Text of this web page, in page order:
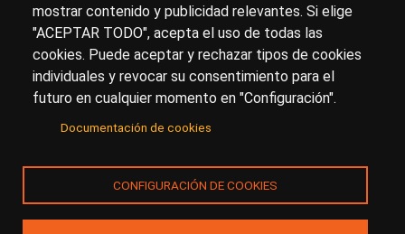
mostrar contenido y publicidad relevantes. Si elige
"ACEPTAR TODO", acepta el uso de todas las
cookies. Puede aceptar y rechazar tipos de cookies
individuales y revocar su consentimiento para el
futuro en cualquier momento en "Configuración".
Documentación de cookies
CONFIGURACIÓN DE COOKIES
© Copyright 2017.arteHistoria&Toools, S.Lo sus
licenciantes son los propietarios de todos los derechos
de propiedad intelectual e industrial de:
(a) este sitio web publicado bajo el dominio
(b) todo el material publicado en artehistoria.com
(incluyendo, sin limitación, textos, imágenes, fotografías,
dibujos, música, marcas o logotipos, estructura y diseño
de la composición de cada una de las páginas